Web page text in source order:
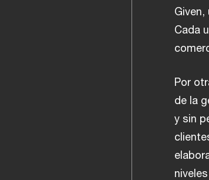
Cada
Por
de la
y sin